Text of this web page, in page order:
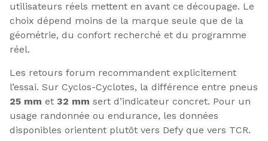
utilisateurs réels mettent en avant ce découpage. Le
choix dépend moins de la marque seule que de la
géométrie, du confort recherché et du programme
réel.
Les retours forum recommandent explicitement
l’essai. Sur Cyclos-Cyclotes, la différence entre pneus
25 mm et 32 mm sert d’indicateur concret. Pour un
usage randonnée ou endurance, les données
disponibles orientent plutôt vers Defy que vers TCR.